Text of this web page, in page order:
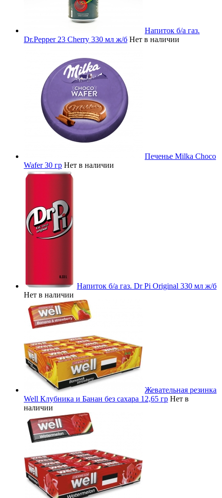
Напиток б/а газ.
Dr.Pepper 23 Cherry 330 мл ж/б Нет в наличии
Печенье Milka Choco
Wafer 30 гр Нет в наличии
Напиток б/а газ. Dr Pi Original 330 мл ж/б
Нет в наличии
Жевательная резинка
Well Клубника и Банан без сахара 12,65 гр Нет в
наличии